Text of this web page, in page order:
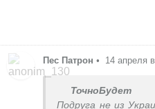
Пес Патрон • 14 апреля
ТочноБудет
Подруга не из